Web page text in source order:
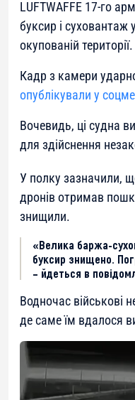
LUFTWAFFE 17-го
буксир і суховантаж
окупованій території.
Кадр з камери
опублікували у
Вочевидь, ці судна
для здійснення
У полку зазначили,
дронів отримав
знищили.
«Велика баржа-
буксир знищено.
– йдеться в
Водночас військові
де саме їм вдалося